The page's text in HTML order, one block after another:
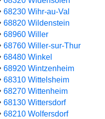
68230 Wihr-au-Val
68820 Wildenstein
68960 Willer
68760 Willer-sur-Thur
68480 Winkel
68920 Wintzenheim
68310 Wittelsheim
68270 Wittenheim
68130 Wittersdorf
68210 Wolfersdorf